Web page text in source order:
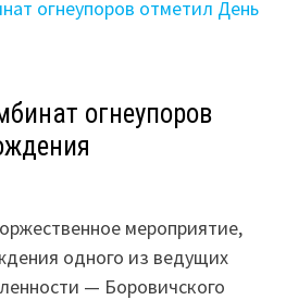
огнеупоров
мероприятие,
одного из ведущих
— Боровичского